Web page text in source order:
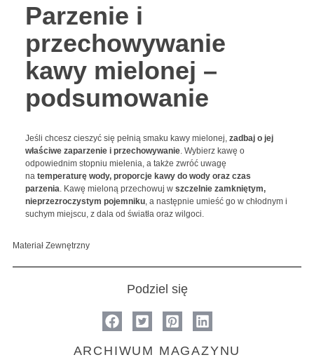
Parzenie i
przechowywanie
kawy mielonej –
podsumowanie
Jeśli chcesz cieszyć się pełnią smaku kawy mielonej, zadbaj o jej
właściwe zaparzenie i przechowywanie. Wybierz kawę o
odpowiednim stopniu mielenia, a także zwróć uwagę
na temperaturę wody, proporcje kawy do wody oraz czas
parzenia . Kawę mieloną przechowuj w szczelnie zamkniętym,
nieprzezroczystym pojemniku, a następnie umieść go w chłodnym i
suchym miejscu, z dala od światła oraz wilgoci.
Materiał Zewnętrzny
Podziel się
ARCHIWUM MAGAZYNU